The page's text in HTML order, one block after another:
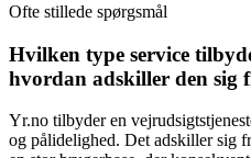
Ofte stillede spørgsmål
Hvilken type service
hvordan adskiller den sig
Yr.no tilbyder en
og pålidelighed. Det adskiller sig